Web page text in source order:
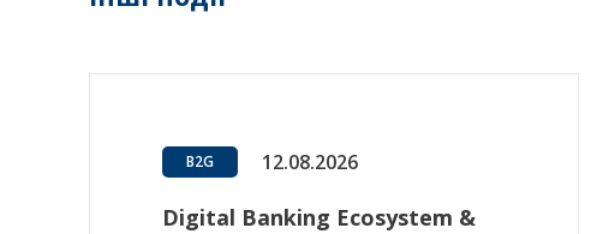
B2G 12.08.2026
Digital Banking Ecosystem &